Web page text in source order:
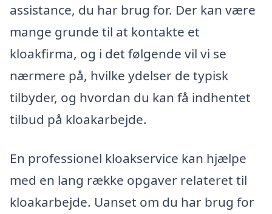
assistance, du har brug for. Der kan være
mange grunde til at kontakte et
kloakfirma, og i det følgende vil vi se
nærmere på, hvilke ydelser de typisk
tilbyder, og hvordan du kan få indhentet
tilbud på kloakarbejde.
En professionel kloakservice kan hjælpe
med en lang række opgaver relateret til
kloakarbejde. Uanset om du har brug for